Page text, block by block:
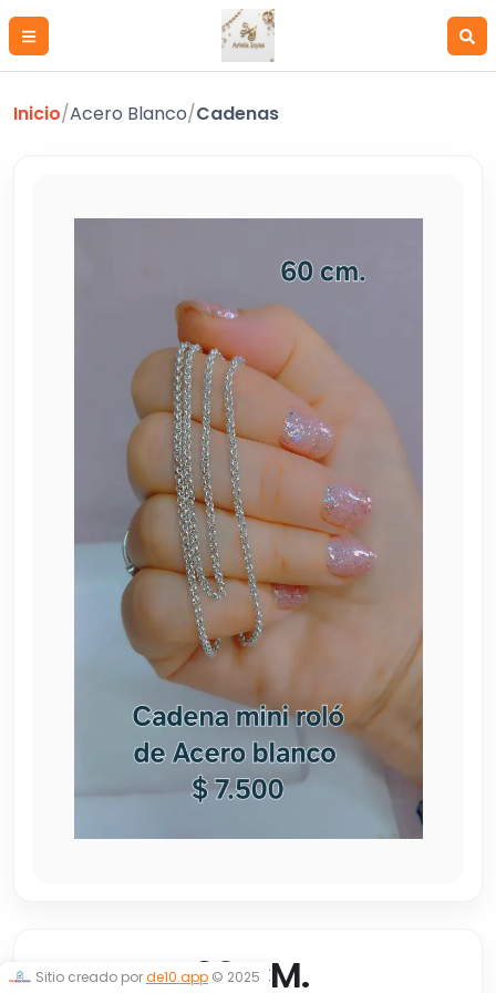
Inicio/Acero Blanco/Cadenas
CADENA 60 CM.
Sitio creado porde10.app © 2025